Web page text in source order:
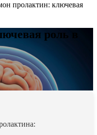
пролактин: ключевая
роль в